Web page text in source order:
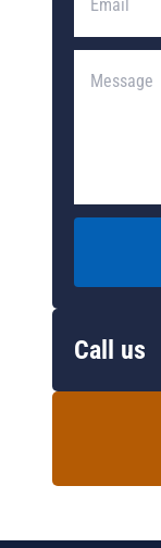
Call us